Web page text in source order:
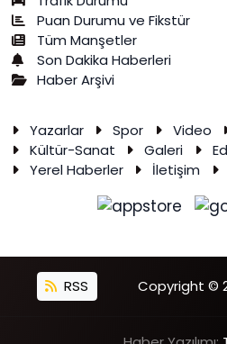
Puan Durumu ve Fikstür
Tüm Manşetler
Son Dakika Haberleri
Haber Arşivi
Yazarlar Spor Video
Kültür-Sanat
Galeri
Yerel Haberler
İletişim
RSS Copyright ©